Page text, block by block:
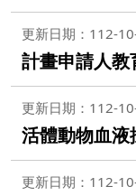
更新日期：112-
計畫申請人
更新日期：112-
活體動物血液
更新日期：112-